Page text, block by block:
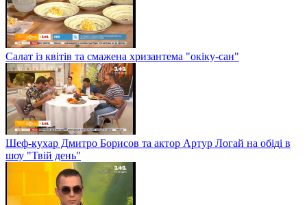
Салат із квітів та смажена хризантема "окіку-сан"
Шеф-кухар Дмитро Борисов та актор Артур Логай на обіді в
шоу "Твій день"